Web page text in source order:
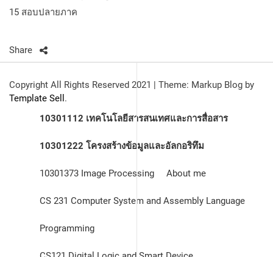
15 สอบปลายภาค
Share
Copyright All Rights Reserved 2021 | Theme: Markup Blog by
Template Sell .
10301112 เทคโนโลยีสารสนเทศและการสื่อสาร
10301222 โครงสร้างข้อมูลและอัลกอริทึม
10301373 Image Processing About me
CS 231 Computer System and Assembly Language
Programming